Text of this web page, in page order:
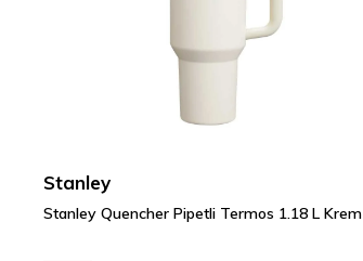
Stanley
Stanley Quencher Pipetli Termos 1.18 L Krem